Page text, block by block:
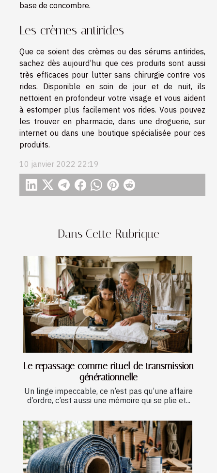
Dans Cette Rubrique
Le repassage comme rituel de transmission
générationnelle
Un linge impeccable, ce n’est pas qu’une affaire
d’ordre, c’est aussi une mémoire qui se plie et...
base de concombre.
Les crèmes antirides
Que ce soient des crèmes ou des sérums antirides,
sachez dès aujourd’hui que ces produits sont aussi
très efficaces pour lutter sans chirurgie contre vos
rides. Disponible en soin de jour et de nuit, ils
nettoient en profondeur votre visage et vous aident
à estomper plus facilement vos rides. Vous pouvez
les trouver en pharmacie, dans une droguerie, sur
internet ou dans une boutique spécialisée pour ces
produits.
10 janvier 2022 22:19